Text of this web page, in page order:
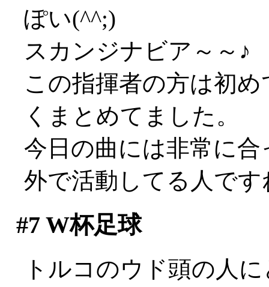
ぽい(^^;)
スカンジナビア～～♪
この指揮者の方は初
くまとめてました。
今日の曲には非常に
外で活動してる人です
#7 W杯足球
トルコのウド頭の人